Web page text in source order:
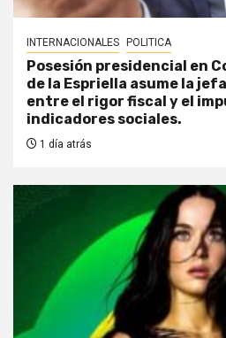
INTERNACIONALES POLITICA
Posesión presidencial en
de la Espriella asume la
entre el rigor fiscal y el
indicadores sociales.
1 día atrás